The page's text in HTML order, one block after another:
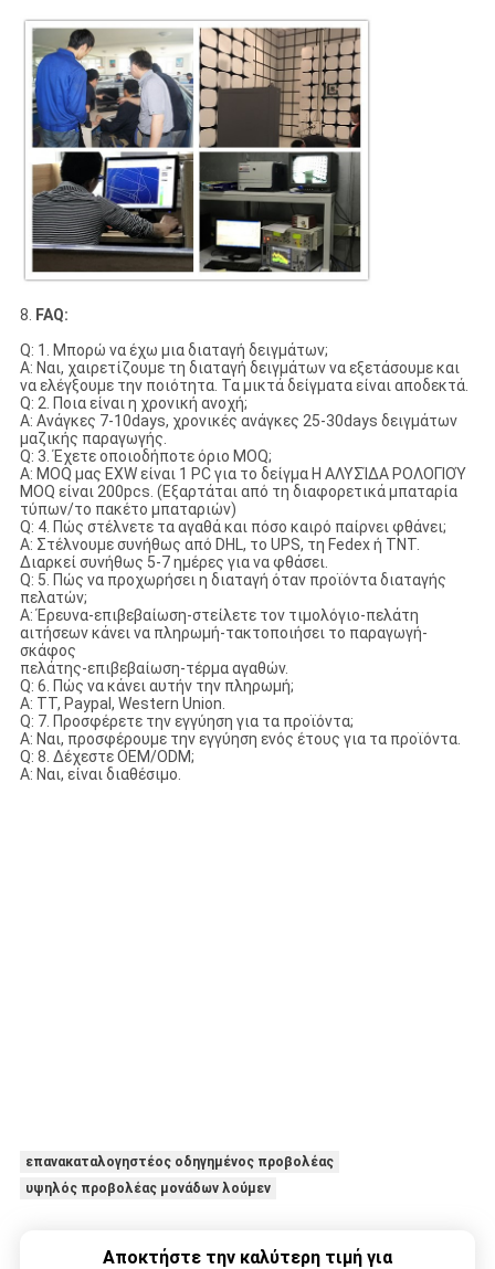
8.
FAQ:
Q: 1. Μπορώ να έχω μια διαταγή δειγμάτων;
Α: Ναι, χαιρετίζουμε τη διαταγή δειγμάτων να εξετάσουμε και
να ελέγξουμε την ποιότητα. Τα μικτά δείγματα είναι αποδεκτά.
Q: 2. Ποια είναι η χρονική ανοχή;
Α: Ανάγκες 7-10days, χρονικές ανάγκες 25-30days δειγμάτων
μαζικής παραγωγής.
Q: 3. Έχετε οποιοδήποτε όριο MOQ;
Α: MOQ μας EXW είναι 1 PC για το δείγμα Η ΑΛΥΣΊΔΑ ΡΟΛΟΓΙΟΎ
MOQ είναι 200pcs. (Εξαρτάται από τη διαφορετικά μπαταρία
τύπων/το πακέτο μπαταριών)
Q: 4. Πώς στέλνετε τα αγαθά και πόσο καιρό παίρνει φθάνει;
Α: Στέλνουμε συνήθως από DHL, το UPS, τη Fedex ή TNT.
Διαρκεί συνήθως 5-7 ημέρες για να φθάσει.
Q: 5. Πώς να προχωρήσει η διαταγή όταν προϊόντα διαταγής
πελατών;
Α: Έρευνα-επιβεβαίωση-στείλετε τον τιμολόγιο-πελάτη
αιτήσεων κάνει να πληρωμή-τακτοποιήσει το παραγωγή-
σκάφος
πελάτης-επιβεβαίωση-τέρμα αγαθών.
Q: 6. Πώς να κάνει αυτήν την πληρωμή;
Α: TT, Paypal, Western Union.
Q: 7. Προσφέρετε την εγγύηση για τα προϊόντα;
Α: Ναι, προσφέρουμε την εγγύηση ενός έτους για τα προϊόντα.
Q: 8. Δέχεστε OEM/ODM;
Α: Ναι, είναι διαθέσιμο.
επανακαταλογηστέος οδηγημένος προβολέας
υψηλός προβολέας μονάδων λούμεν
Αποκτήστε την καλύτερη τιμή για